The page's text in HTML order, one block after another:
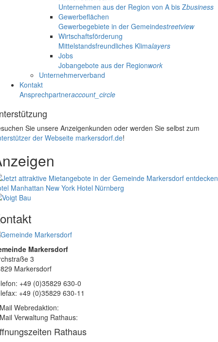
Unternehmen aus der Region von A bis Zbusiness
Gewerbeflächen
Gewerbegebiete in der Gemeindestreetview
Wirtschaftsförderung
Mittelstandsfreundliches Klimalayers
Jobs
Jobangebote aus der Regionwork
Unternehmerverband
Kontakt
Ansprechpartneraccount_circle
Sie unsere Anzeigenkunden oder werden Sie selbst zum
der Webseite markersdorf.de!
Manhattan New York Hotel Nürnberg
Markersdorf
3
Markersdorf
+49 (0)35829 630-0
+49 (0)35829 630-11
Webredaktion:
Verwaltung Rathaus:
Rathaus